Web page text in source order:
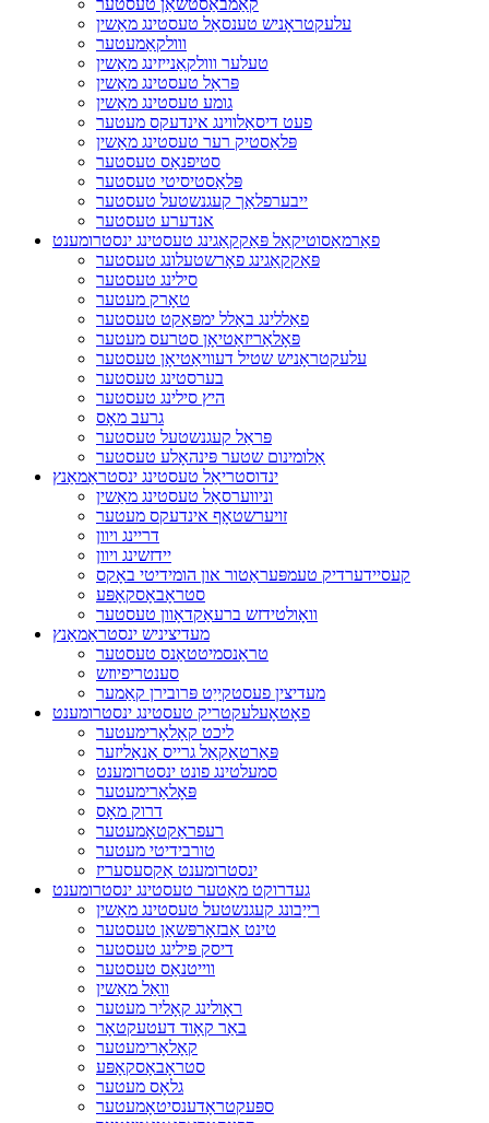
עלעקטראָניש טענסאַל טעסטינג מאַשין
ווולקאַמעטער
טעלער ווולקאַנייזינג מאַשין
פּראַל טעסטינג מאַשין
גומע טעסטינג מאַשין
פעט דיסאַלווינג אינדעקס מעטער
פּלאַסטיק רער טעסטינג מאַשין
סטיפנאַס טעסטער
פּלאַסטיסיטי טעסטער
ייבערפלאַך קעגנשטעל טעסטער
אנדערע טעסטער
פאַרמאַסוטיקאַל פּאַקקאַגינג טעסטינג ינסטרומענט
פּאַקקאַגינג פאָרשטעלונג טעסטער
סילינג טעסטער
טאָרק מעטער
פאַללינג באַלל ימפּאַקט טעסטער
פּאָלאַריזאַטיאָן סטרעס מעטער
עלעקטראָניש שטיל דעוויאַטיאָן טעסטער
בערסטינג טעסטער
היץ סילינג טעסטער
גרעב מאָס
פּראַל קעגנשטעל טעסטער
אַלומינום שטער פּינהאָלע טעסטער
ינדוסטריאַל טעסטינג ינסטראַמאַנץ
וניווערסאַל טעסטינג מאַשין
זויערשטאָף אינדעקס מעטער
דריינג ויוון
יידזשינג ויוון
קעסיידערדיק טעמפּעראַטור און הומידיטי באָקס
סטראָבאָסקאָפּע
וואָולטידזש ברעאַקדאָוון טעסטער
מעדיציניש ינסטראַמאַנץ
טראַנסמיטטאַנס טעסטער
סענטריפיוזש
מעדיצין פעסטקייַט פּרובירן קאַמער
פאָטאָעלעקטריק טעסטינג ינסטרומענט
ליכט קאָלאָרימעטער
פּאַרטאַקאַל גרייס אַנאַליזער
סמעלטינג פונט ינסטרומענט
פּאָלאַרימעטער
דרוק מאָס
רעפראַקטאָמעטער
טורבידיטי מעטער
ינסטרומענט אַקסעסעריז
געדרוקט מאַטער טעסטינג ינסטרומענט
רייַבונג קעגנשטעל טעסטינג מאַשין
טינט אַבזאָרפּשאַן טעסטער
דיסק פּילינג טעסטער
ווייטנאַס טעסטער
וואַל מאַשין
ראָולינג קאָליר מעטער
באַר קאָוד דעטעקטאָר
קאָלאָרימעטער
סטראָבאָסקאָפּע
גלאָס מעטער
ספּעקטראָדענסיטאָמעטער